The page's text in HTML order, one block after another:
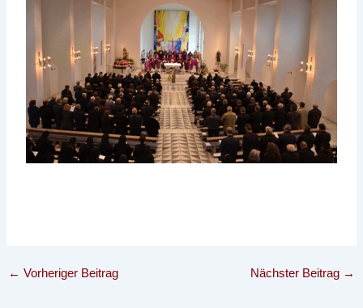
← Vorheriger Beitrag Nächster Beitrag →